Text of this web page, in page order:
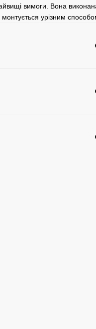
вимоги. Вона
урізним способом